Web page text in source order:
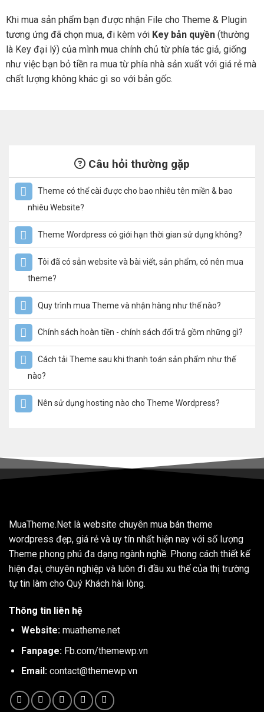
Khi mua sản phẩm bạn được nhận File cho Theme & Plugin
tương ứng đã chọn mua, đi kèm với Key bản quyền (thường
là Key đại lý) của mình mua chính chủ từ phía tác giả, giống
như việc bạn bỏ tiền ra mua từ phía nhà sản xuất với giá rẻ mà
chất lượng không khác gì so với bản gốc.
Câu hỏi thường gặp
Theme có thể cài được cho bao nhiêu tên miền & bao
nhiêu Website?
Theme Wordpress có giới hạn thời gian sử dụng không?
Tôi đã có sẵn website và bài viết, sản phẩm, có nên mua
theme?
Quy trình mua Theme và nhận hàng như thế nào?
Chính sách hoàn tiền - chính sách đổi trả gồm những gì?
Cách tải Theme sau khi thanh toán sản phẩm như thế
nào?
Nên sử dụng hosting nào cho Theme Wordpress?
MuaTheme.Net là website chuyên mua bán theme
wordpress đẹp, giá rẻ và uy tín nhất hiện nay với số lượng
Theme phong phú đa dạng ngành nghề. Phong cách thiết kế
hiện đại, chuyên nghiệp và luôn đi đầu xu thế của thị trường
tự tin làm cho Quý Khách hài lòng.
Thông tin liên hệ
Website: muatheme.net
Fanpage: Fb.com/themewp.vn
Email: contact@themewp.vn